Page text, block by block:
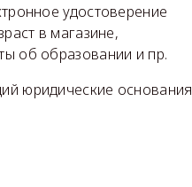
удостоверение
в магазине,
об образовании и пр.
юридические основания